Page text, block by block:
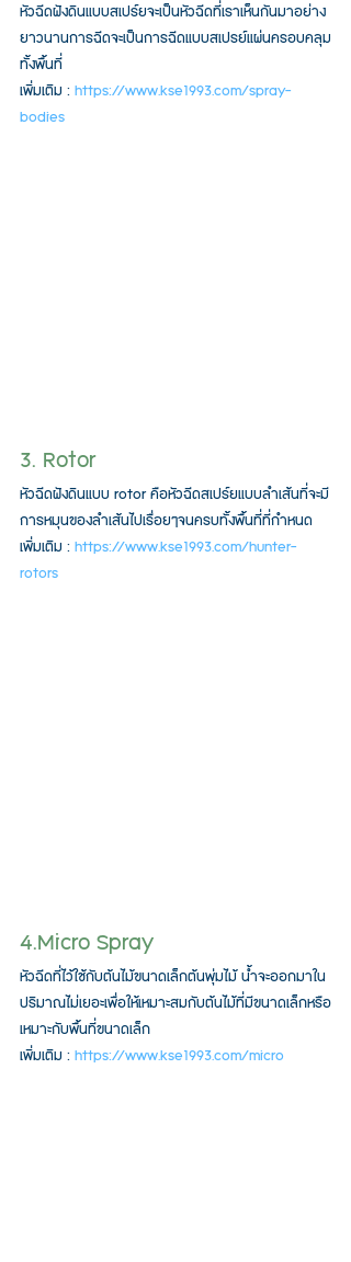
หัวฉีดฝังดินแบบสเปร์ยจะเป็นหัวฉีดที่เราเห็นกันมาอย่าง
ยาวนานการฉีดจะเป็นการฉีดแบบสเปรย์แผ่นครอบคลุม
ทั้งพื้นที่
เพิ่มเติม : https://www.kse1993.com/spray-
bodies
3. Rotor
หัวฉีดฝังดินแบบ rotor คือหัวฉีดสเปร์ยแบบลำเส้นที่จะมี
การหมุนของลำเส้นไปเรื่อยๆจนครบทั้งพื้นที่ที่กำหนด
เพิ่มเติม : https://www.kse1993.com/hunter-
rotors
4.Micro Spray
หัวฉีดที่ไว้ใช้กับต้นไม้ขนาดเล็กต้นพุ่มไม้ น้ำจะออกมาใน
ปริมาณไม่เยอะเพื่อให้เหมาะสมกับต้นไม้ที่มีขนาดเล็กหรือ
เหมาะกับพื้นที่ขนาดเล็ก
เพิ่มเติม : https://www.kse1993.com/micro